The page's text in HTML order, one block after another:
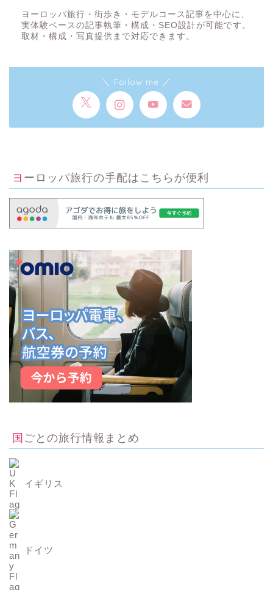
ヨーロッパ旅行・街歩き・モデルコース記事を中心に、
実体験ベースの記事執筆・構成・SEO設計が可能です。
取材・構成・写真提供まで対応できます。
＼ Follow me ／
ヨーロッパ旅行の手配はこちらが便利
国ごとの旅行情報まとめ
イギリス
ドイツ